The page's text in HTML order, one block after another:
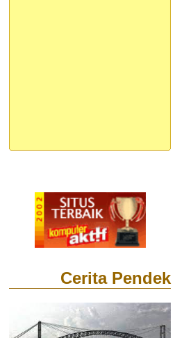
Cerita Pendek